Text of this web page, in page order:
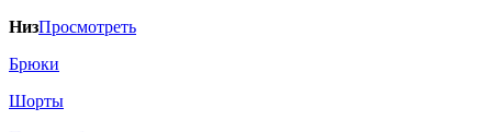
НизПросмотреть
Брюки
Шорты